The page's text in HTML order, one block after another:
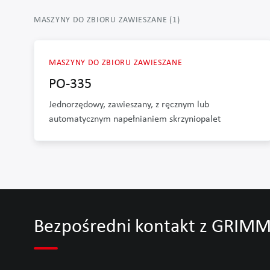
MASZYNY DO ZBIORU ZAWIESZANE (1)
MASZYNY DO ZBIORU ZAWIESZANE
PO-335
Jednorzędowy, zawieszany, z ręcznym lub
automatycznym napełnianiem skrzyniopalet
Bezpośredni kontakt z